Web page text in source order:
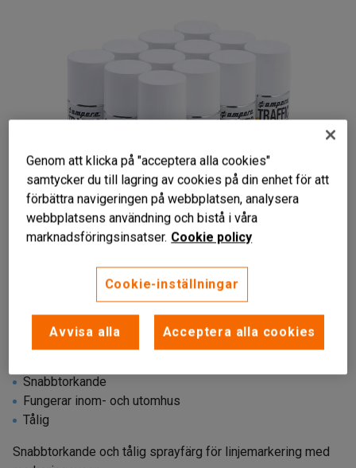
Snabbtorkande
Fungerar inom- och utomhus
Tålig
Snabbtorkande och tålig sprayfärg för linjemarkering med
Genom att klicka på "acceptera alla cookies"
samtycker du till lagring av cookies på din enhet för att
förbättra navigeringen på webbplatsen, analysera
webbplatsens användning och bistå i våra
marknadsföringsinsatser. Cookie policy
Cookie-inställningar
Avvisa alla Acceptera alla cookies